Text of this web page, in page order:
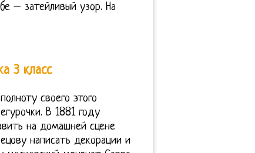
– затейливый узор. На
3 класс
своего этого
В 1881 году
на домашней сцене
написать декорации и